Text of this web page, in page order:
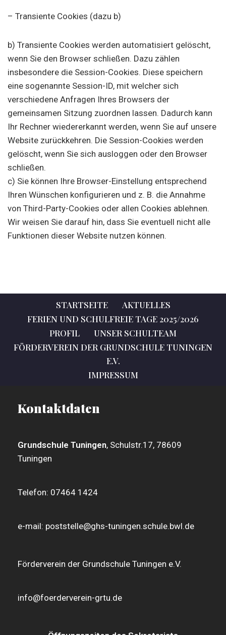
– Transiente Cookies (dazu b)
b) Transiente Cookies werden automatisiert gelöscht,
wenn Sie den Browser schließen. Dazu zählen
insbesondere die Session-Cookies. Diese speichern
eine sogenannte Session-ID, mit welcher sich
verschiedene Anfragen Ihres Browsers der
gemeinsamen Sitzung zuordnen lassen. Dadurch kann
Ihr Rechner wiedererkannt werden, wenn Sie auf unsere
Website zurückkehren. Die Session-Cookies werden
gelöscht, wenn Sie sich ausloggen oder den Browser
schließen.
c) Sie können Ihre Browser-Einstellung entsprechend
Ihren Wünschen konfigurieren und z. B. die Annahme
von Third-Party-Cookies oder allen Cookies ablehnen.
Wir weisen Sie darauf hin, dass Sie eventuell nicht alle
Funktionen dieser Website nutzen können.
STARTSEITE
AKTUELLES
FERIEN UND SCHULFREIE TAGE 2025/2026
PROFIL
UNSER SCHULTEAM
FÖRDERVEREIN DER GRUNDSCHULE TUNINGEN
E.V.
IMPRESSUM
Kontaktdaten
Grundschule Tuningen, Schulstr.17, 78609
Tuningen
Telefon: 07464 1424
e-mail: poststelle@ghs-tuningen.schule.bwl.de
Förderverein der Grundschule Tuningen e.V.
info@foerderverein-grtu.de